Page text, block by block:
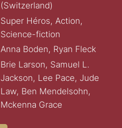
(Switzerland)
Super Héros, Action,
Science-fiction
Anna Boden, Ryan Fleck
Brie Larson, Samuel L.
Jackson, Lee Pace, Jude
Law, Ben Mendelsohn,
Mckenna Grace